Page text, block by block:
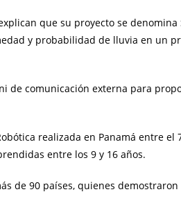
que su proyecto se denomina
y probabilidad de lluvia en un
de comunicación externa para
realizada en Panamá entre el
entre los 9 y 16 años.
de 90 países, quienes demostraron